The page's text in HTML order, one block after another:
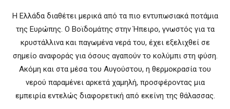
Η Ελλάδα διαθέτει μερικά από τα πιο εντυπωσιακά ποτάμια
της Ευρώπης. Ο Βοϊδομάτης στην Ήπειρο, γνωστός για τα
κρυστάλλινα και παγωμένα νερά του, έχει εξελιχθεί σε
σημείο αναφοράς για όσους αγαπούν το κολύμπι στη φύση.
Ακόμη και στα μέσα του Αυγούστου, η θερμοκρασία του
νερού παραμένει αρκετά χαμηλή, προσφέροντας μια
εμπειρία εντελώς διαφορετική από εκείνη της θάλασσας.